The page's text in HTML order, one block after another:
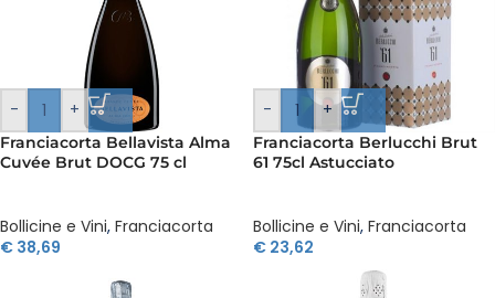
- +
Franciacorta Bellavista Alma
Cuvée Brut DOCG 75 cl
Bollicine e Vini, Franciacorta
€ 38,69
- +
Franciacorta Berlucchi Brut
61 75cl Astucciato
Bollicine e Vini, Franciacorta
€ 23,62